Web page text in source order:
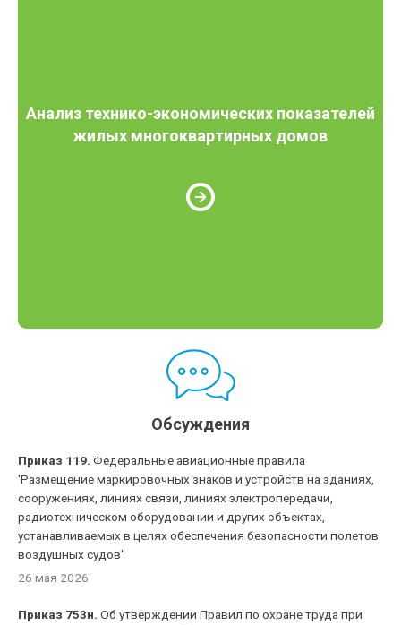
Анализ технико-экономических показателей
жилых многоквартирных домов
Обсуждения
Приказ 119. Федеральные авиационные правила
'Размещение маркировочных знаков и устройств на зданиях,
сооружениях, линиях связи, линиях электропередачи,
радиотехническом оборудовании и других объектах,
устанавливаемых в целях обеспечения безопасности полетов
воздушных судов'
26 мая 2026
Приказ 753н. Об утверждении Правил по охране труда при